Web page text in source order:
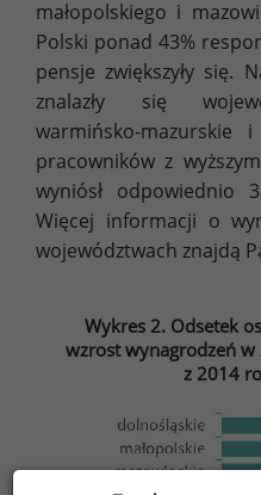
małopolskiego i
Polski ponad 43%
pensje zwiększyły się.
znalazły się
warmińsko-mazurskie
pracowników z
wyniósł odpowiednio
Więcej informacji o
województwach znajdą
Wykres 2. Odsetek
wzrost wynagrodzeń
z 2014